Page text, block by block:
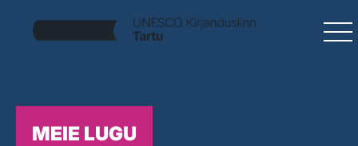
MEIE LUGU